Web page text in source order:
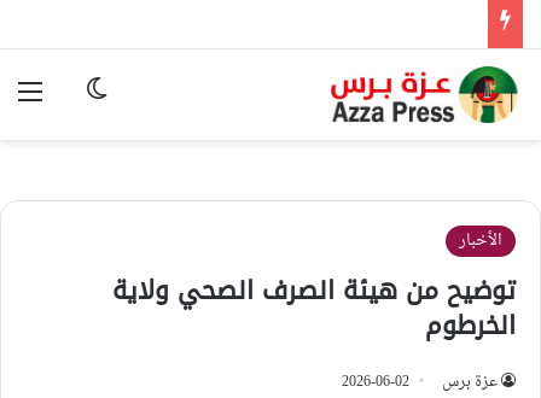
الوضع
الأخبار
توضيح من هيئة الصرف الصحي ولاية
الخرطوم
عزة برس 2026-06-02